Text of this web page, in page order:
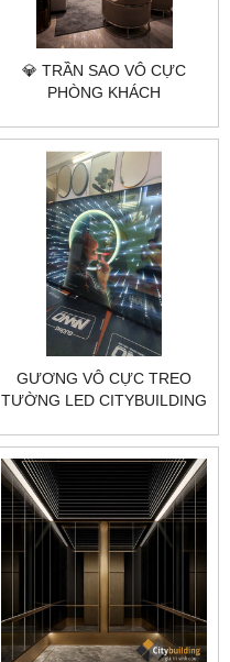
💎 TRẦN SAO VÔ CỰC
PHÒNG KHÁCH
TRẦN ÁNH SÁNG VŨ TRỤ
SANG TRỌNG
GƯƠNG VÔ CỰC TREO
TƯỜNG LED CITYBUILDING
CẦU